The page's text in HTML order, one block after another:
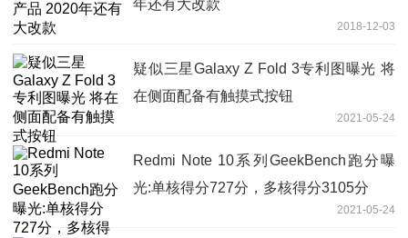
年还有大改款
2018-12-03
疑似三星Galaxy Z Fold 3专利图曝光 将
在侧面配备有触摸式按钮
2021-05-24
Redmi Note 10系列GeekBench跑分曝
光:单核得分727分，多核得分3105分
2021-05-24